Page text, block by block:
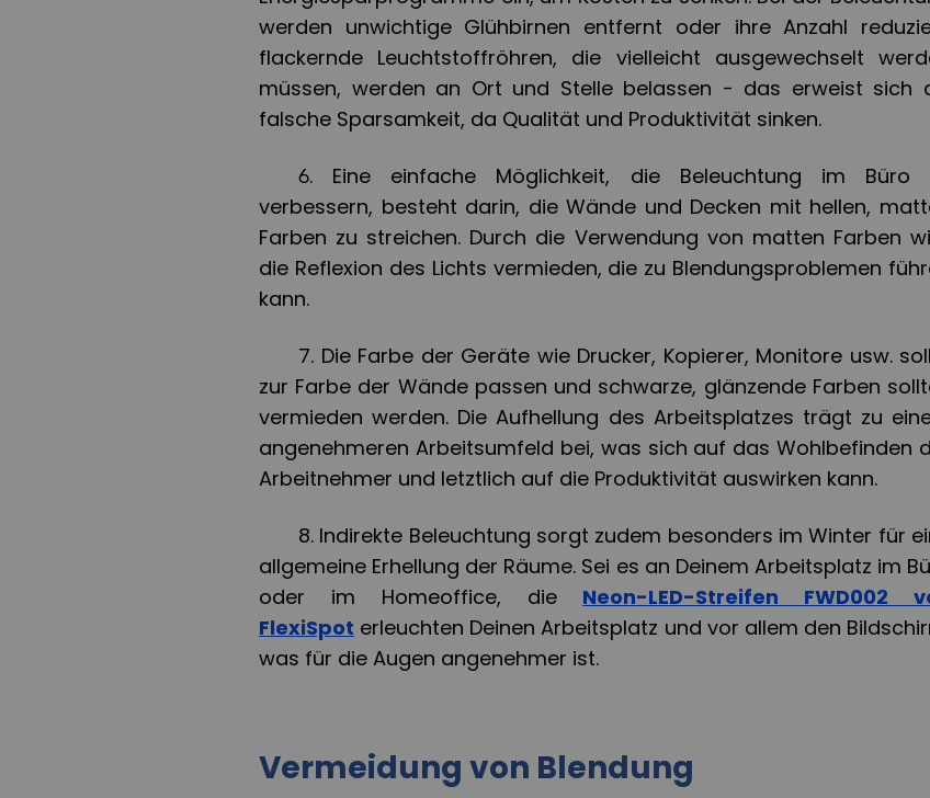
werden unwichtige Glühbirnen entfernt oder ihre Anzahl
flackernde Leuchtstoffröhren, die vielleicht ausgewechselt
müssen, werden an Ort und Stelle belassen - das erweist sich
falsche Sparsamkeit, da Qualität und Produktivität sinken.
6.
Eine einfache Möglichkeit, die Beleuchtung im Büro
verbessern, besteht darin, die Wände und Decken mit hellen,
Farben zu streichen. Durch die Verwendung von matten Farben
die Reflexion des Lichts vermieden, die zu Blendungsproblemen
kann.
7. Die Farbe der Geräte wie Drucker, Kopierer, Monitore usw.
zur Farbe der Wände passen und schwarze, glänzende Farben
vermieden werden. Die Aufhellung des Arbeitsplatzes trägt zu
angenehmeren Arbeitsumfeld bei, was sich auf das Wohlbefinden
Arbeitnehmer und letztlich auf die Produktivität auswirken kann.
8. Indirekte Beleuchtung sorgt zudem besonders im Winter für
allgemeine Erhellung der Räume. Sei es an Deinem Arbeitsplatz im
oder im Homeoffice, die Neon-LED-Streifen FWD002
FlexiSpot erleuchten Deinen Arbeitsplatz und vor allem den
was für die Augen angenehmer ist.
Vermeidung von Blendung